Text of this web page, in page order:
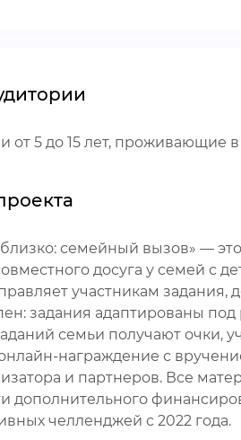
от 5 до 15 лет,
семейный вызов» —
досуга у семей с
участникам задания,
задания адаптированы
семьи получают очки,
награждение с
и партнеров. Все
дополнительного
челленджей с 2022 года.